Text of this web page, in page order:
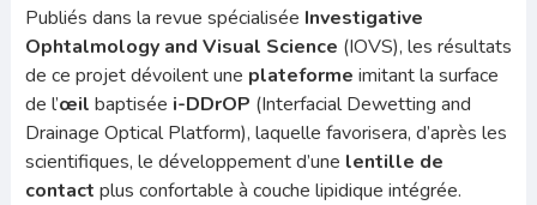
Publiés dans la revue spécialisée Investigative
Ophtalmology and Visual Science (IOVS), les résultats
de ce projet dévoilent une plateforme imitant la surface
de l’œil baptisée i-DDrOP (Interfacial Dewetting and
Drainage Optical Platform), laquelle favorisera, d’après les
scientifiques, le développement d’une lentille de
contact plus confortable à couche lipidique intégrée.